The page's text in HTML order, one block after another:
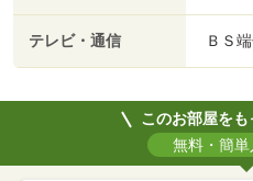
テレビ・通信 ＢＳ
このお部屋をも
無料・簡単